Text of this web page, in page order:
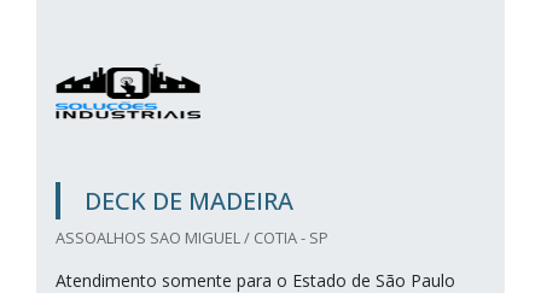
DECK DE MADEIRA
ASSOALHOS SAO MIGUEL / COTIA - SP
Atendimento somente para o Estado de São Paulo